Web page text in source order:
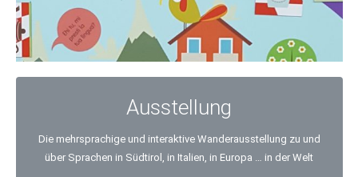
Ausstellung
Die mehrsprachige und interaktive Wanderausstellung zu und
über Sprachen in Südtirol, in Italien, in Europa … in der Welt